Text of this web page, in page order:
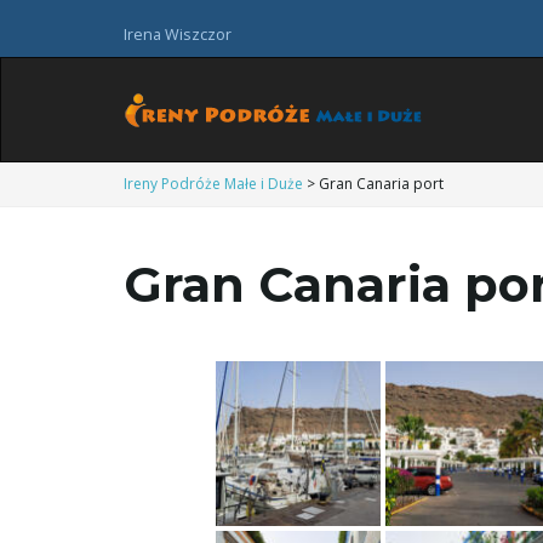
Irena Wiszczor
Ireny Podróże Małe i Duże > Gran Canaria port
Gran Canaria